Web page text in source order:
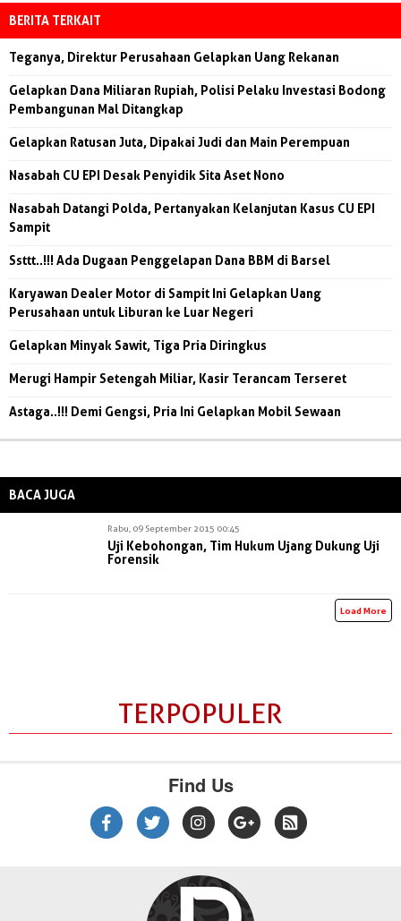
BERITA TERKAIT
Teganya, Direktur Perusahaan Gelapkan Uang Rekanan
Gelapkan Dana Miliaran Rupiah, Polisi Pelaku Investasi Bodong
Pembangunan Mal Ditangkap
Gelapkan Ratusan Juta, Dipakai Judi dan Main Perempuan
Nasabah CU EPI Desak Penyidik Sita Aset Nono
Nasabah Datangi Polda, Pertanyakan Kelanjutan Kasus CU EPI
Sampit
Ssttt..!!! Ada Dugaan Penggelapan Dana BBM di Barsel
Karyawan Dealer Motor di Sampit Ini Gelapkan Uang
Perusahaan untuk Liburan ke Luar Negeri
Gelapkan Minyak Sawit, Tiga Pria Diringkus
Merugi Hampir Setengah Miliar, Kasir Terancam Terseret
Astaga..!!! Demi Gengsi, Pria Ini Gelapkan Mobil Sewaan
BACA JUGA
Rabu, 09 September 2015 00:45
Uji Kebohongan, Tim Hukum Ujang Dukung Uji
Forensik
Load More
TERPOPULER
Find Us